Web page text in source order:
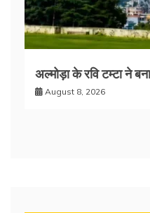
अल्मोड़ा के रवि टम्टा ने
August 8, 2026